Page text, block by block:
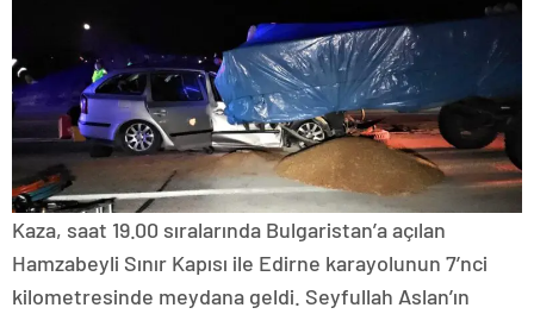
Kaza, saat 19.00 sıralarında Bulgaristan’a açılan
Hamzabeyli Sınır Kapısı ile Edirne karayolunun 7’nci
kilometresinde meydana geldi. Seyfullah Aslan’ın